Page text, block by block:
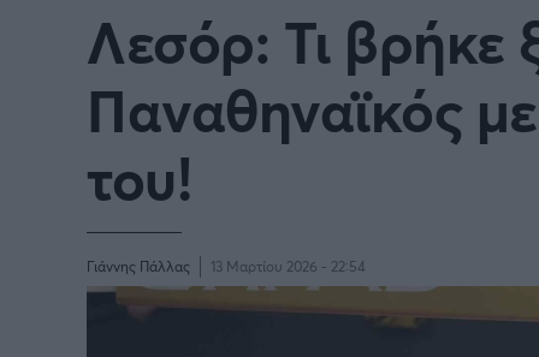
Λεσόρ: Τι βρήκε
Παναθηναϊκός
του!
Γιάννης Πάλλας 13 Μαρτίου 2026 - 22:54